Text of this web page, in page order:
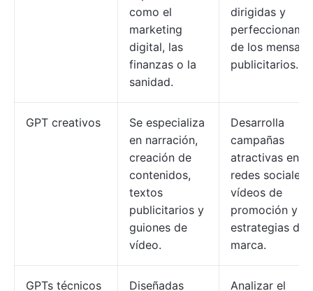
como el
marketing
digital, las
finanzas o la
sanidad.
dirigidas y
de los
publicitarios.
GPT creativos
Se especializa
en narración,
creación de
contenidos,
textos
publicitarios y
guiones de
vídeo.
Desarrolla
campañas
atractivas en
redes sociales,
vídeos de
promoción y
estrategias de
marca.
GPTs técnicos Diseñadas Analizar el